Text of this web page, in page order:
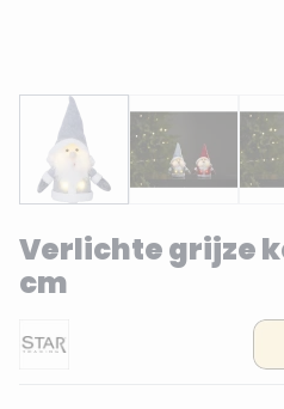
Verlichte grijze
cm